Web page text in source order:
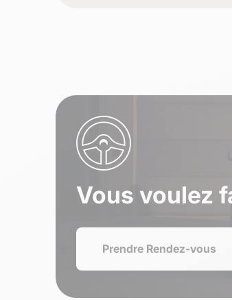
Vous voulez
Prendre Rendez-vous